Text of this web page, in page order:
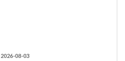
2026-08-03